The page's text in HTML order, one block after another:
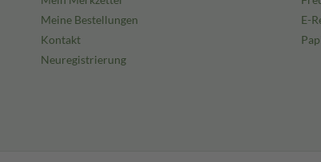
Meine Bestellungen
Kontakt
Neuregistrierung
E-